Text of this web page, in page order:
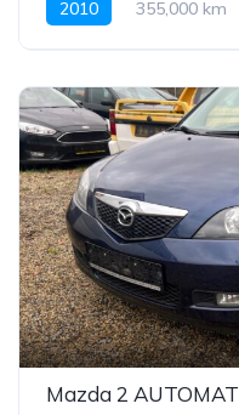
2010 355,000 km
Mazda 2 AUTOMAT